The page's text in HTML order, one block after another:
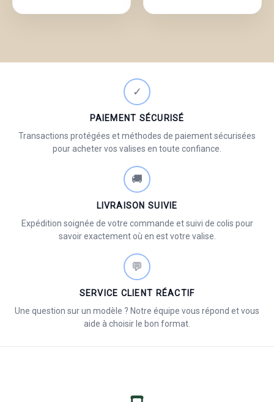
✓
PAIEMENT SÉCURISÉ
Transactions protégées et méthodes de paiement sécurisées
pour acheter vos valises en toute confiance.
🚚
LIVRAISON SUIVIE
Expédition soignée de votre commande et suivi de colis pour
savoir exactement où en est votre valise.
💬
SERVICE CLIENT RÉACTIF
Une question sur un modèle ? Notre équipe vous répond et vous
aide à choisir le bon format.